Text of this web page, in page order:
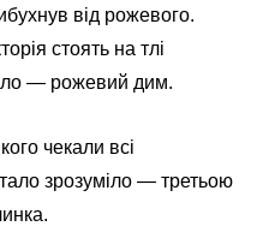
від рожевого.
стоять на тлі
— рожевий дим.
чекали всі
зрозуміло — третьою